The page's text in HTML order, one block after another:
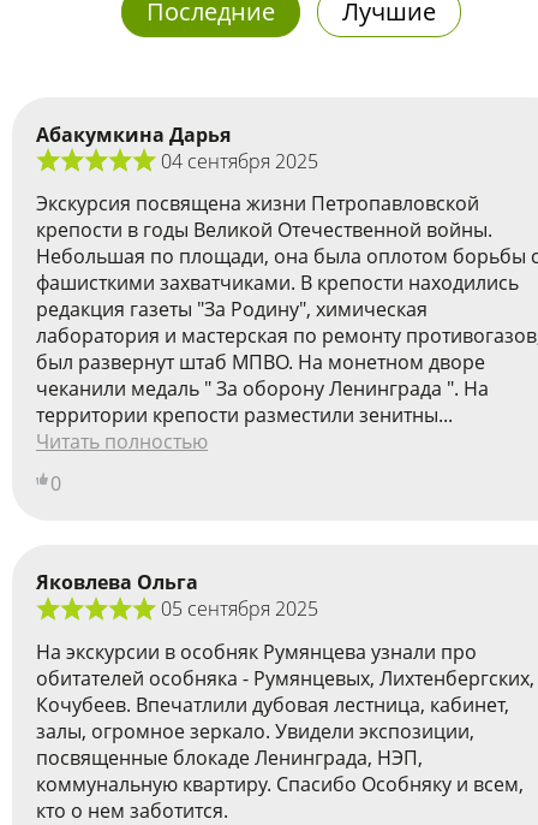
Последние Лучшие
Абакумкина Дарья
04 сентября 2025
Экскурсия посвящена жизни Петропавловской
крепости в годы Великой Отечественной войны.
Небольшая по площади, она была оплотом борьбы
фашисткими захватчиками. В крепости находились
редакция газеты "За Родину", химическая
лаборатория и мастерская по ремонту
был развернут штаб МПВО. На монетном дворе
чеканили медаль " За оборону Ленинграда ". На
территории крепости разместили зенитны...
Читать полностью
0
Яковлева Ольга
05 сентября 2025
На экскурсии в особняк Румянцева узнали про
обитателей особняка - Румянцевых, Лихтенбергских,
Кочубеев. Впечатлили дубовая лестница, кабинет,
залы, огромное зеркало. Увидели экспозиции,
посвященные блокаде Ленинграда, НЭП,
коммунальную квартиру. Спасибо Особняку и всем,
кто о нем заботится.